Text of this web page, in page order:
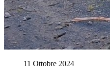
11 Ottobre 2024